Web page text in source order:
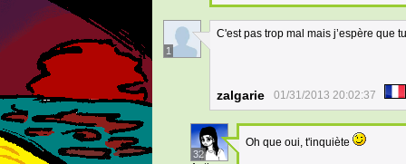
1
C'est pas trop mal mais j’espère que
zalgarie 01/31/2013 20:02:37
32
Oh que oui, t'inquiète